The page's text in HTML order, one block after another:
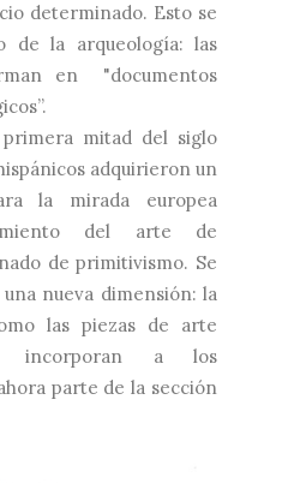
determinado. Esto se
de la arqueología: las
en
"documentos
mitad del siglo
adquirieron un
la mirada europea
del arte de
de primitivismo. Se
nueva dimensión: la
las piezas de arte
incorporan a los
parte de la sección